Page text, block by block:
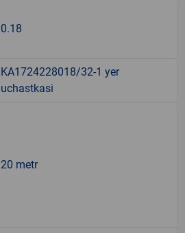
0.18
KA1724228018/32-1 yer
uchastkasi
20 metr